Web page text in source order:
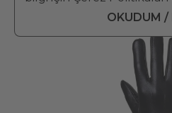
OKUDUM /